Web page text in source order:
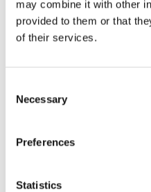
may combine it with other
provided to them or that
of their services.
Selection
Necessary
Preferences
Statistics